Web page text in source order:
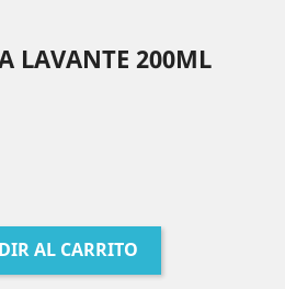
LAVANTE 200ML
AL CARRITO